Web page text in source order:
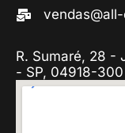
R. Sumaré, 28 -
- SP, 04918-300